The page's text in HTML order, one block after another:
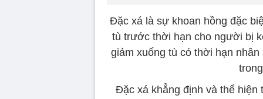
Đặc xá là sự khoan hồng đặc
tù trước thời hạn cho người bị
giảm xuống tù có thời hạn
Đặc xá khẳng định và thể hiện